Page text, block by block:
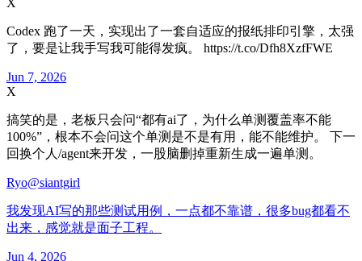
X
Codex 跑了一天，实现出了一套自适应的报纸排印引擎，太强
了，要是让我手写我可能得发疯。 https://t.co/Dfh8XzfFWE
Jun 7, 2026
X
搞笑的是，老板只会问“都有ai了，为什么单测覆盖率不能
100%”，根本不会问这个单测是不是有用，能不能维护。 下一
回换个人/agent来开发，一股脑删掉重新生成一遍单测。
Ryo@siantgirl
我发现AI写的那些测试用例，一点都不靠谱，很多bug都看不
出来，感觉就是面子工程。
Jun 4, 2026